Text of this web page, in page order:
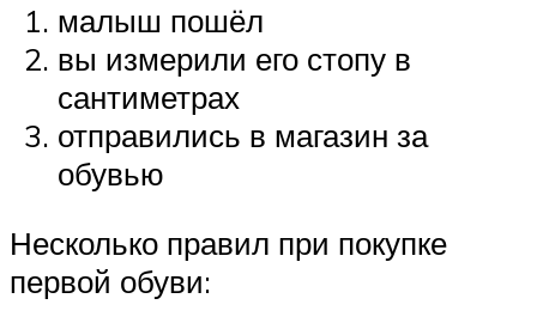
малыш пошёл
вы измерили его стопу в
сантиметрах
отправились в магазин за
обувью
Несколько правил при покупке
первой обуви: